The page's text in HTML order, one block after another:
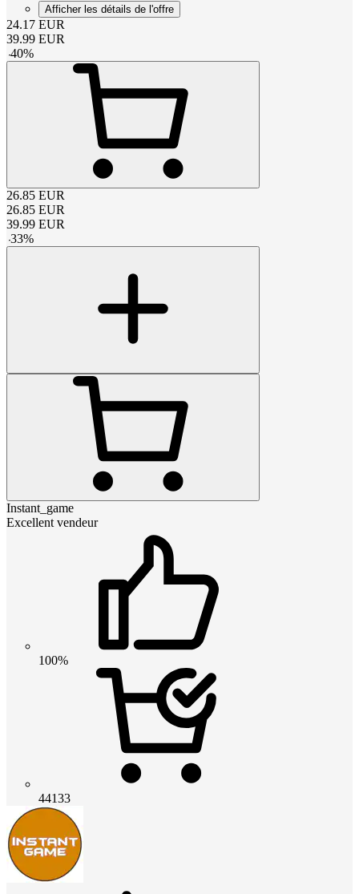
Afficher les détails de l'offre
24.17 EUR
39.99 EUR
-40%
26.85 EUR
26.85 EUR
39.99 EUR
-33%
Instant_game
Excellent vendeur
100%
44133